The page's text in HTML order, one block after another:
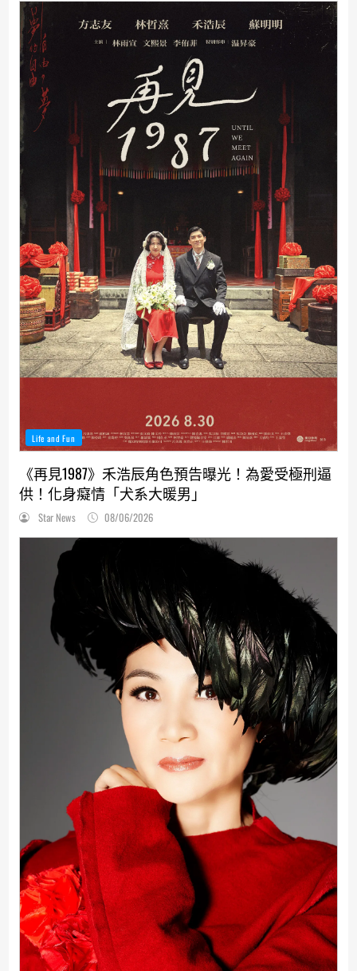
Life and Fun
《再見1987》禾浩辰角色預告曝光！為愛受極刑逼
供！化身癡情「犬系大暖男」
Star News 08/06/2026